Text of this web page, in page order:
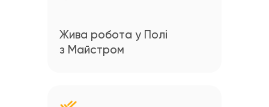
Жива робота у Полі
з Майстром